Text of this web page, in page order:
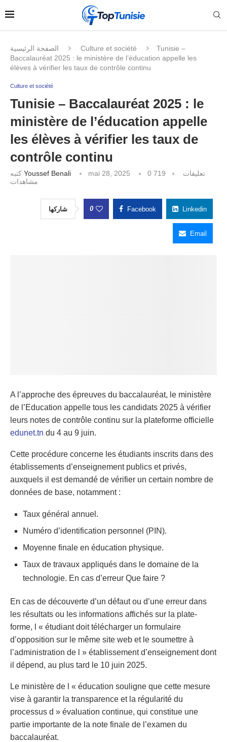
الصفحة الرئيسية Culture et société
Tunisie –
Baccalauréat 2025 : le ministère de l’éducation appelle les
élèves à vérifier les taux de contrôle continu
Culture et société
Tunisie – Baccalauréat 2025 : le
ministère de l’éducation appelle
les élèves à vérifier les taux de
contrôle continu
Youssef Benali mai 28, 2025 0 تعليقات
719
مشاهدات
شاركها 0 Facebook Linkedin
Email
A l’approche des épreuves du baccalauréat, le ministère
de l’Education appelle tous les candidats 2025 à vérifier
leurs notes de contrôle continu sur la plateforme officielle
edunet.tn du 4 au 9 juin.
Cette procédure concerne les étudiants inscrits dans des
établissements d’enseignement publics et privés,
auxquels il est demandé de vérifier un certain nombre de
données de base, notamment :
Taux général annuel.
Numéro d’identification personnel (PIN).
Moyenne finale en éducation physique.
Taux de travaux appliqués dans le domaine de la
technologie. En cas d’erreur Que faire ?
En cas de découverte d’un défaut ou d’une erreur dans
les résultats ou les informations affichés sur la plate-
forme, l « étudiant doit télécharger un formulaire
d’opposition sur le même site web et le soumettre à
l’administration de l » établissement d’enseignement dont
il dépend, au plus tard le 10 juin 2025.
Le ministère de l « éducation souligne que cette mesure
vise à garantir la transparence et la régularité du
processus d » évaluation continue, qui constitue une
partie importante de la note finale de l’examen du
baccalauréat.